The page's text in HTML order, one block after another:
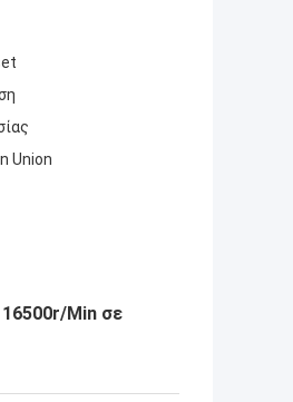
Union
Min σε